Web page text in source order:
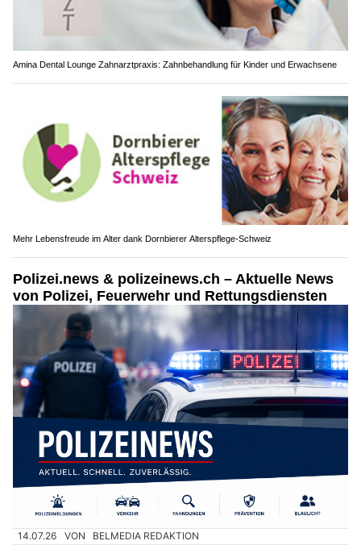
Amina Dental Lounge Zahnarztpraxis: Zahnbehandlung für Kinder und Erwachsene
Mehr Lebensfreude im Alter dank Dornbierer Alterspflege-Schweiz
Polizei.news & polizeinews.ch – Aktuelle News
von Polizei, Feuerwehr und Rettungsdiensten
14.07.26 VON BELMEDIA REDAKTION